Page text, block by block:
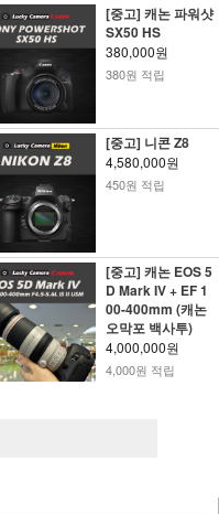
[중고] 캐논 파워샷
SX50 HS
380,000원
380원 적립
[중고] 니콘 Z8
4,580,000원
450원 적립
[중고] 캐논 EOS 5
D Mark IV + EF 1
00-400mm (캐논
오막포 백사투)
4,000,000원
4,000원 적립